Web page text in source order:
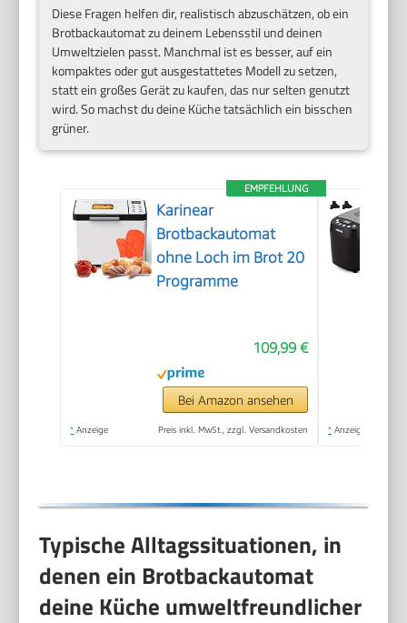
Diese Fragen helfen dir, realistisch abzuschätzen, ob ein
Brotbackautomat zu deinem Lebensstil und deinen
Umweltzielen passt. Manchmal ist es besser, auf ein
kompaktes oder gut ausgestattetes Modell zu setzen,
statt ein großes Gerät zu kaufen, das nur selten genutzt
wird. So machst du deine Küche tatsächlich ein bisschen
grüner.
EMPFEHLUNG
Karinear
Brotbackautomat
ohne Loch im Brot 20
Programme
109,99 €
Bei Amazon ansehen
* Anzeige Preis inkl. MwSt., zzgl. Versandkosten * Anzeige
Typische Alltagssituationen, in
denen ein Brotbackautomat
deine Küche umweltfreundlicher